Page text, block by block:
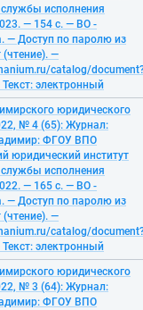
исполнения
— 154 с. — ВО -
— Доступ по паролю из
(чтение). —
catalog/
электронный
юридического
№ 4 (65): Журнал:
ФГОУ ВПО
юридический институт
исполнения
— 165 с. — ВО -
— Доступ по паролю из
(чтение). —
catalog/
электронный
юридического
№ 3 (64): Журнал:
ФГОУ ВПО